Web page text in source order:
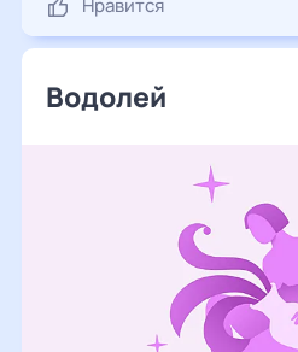
Нравится
Водолей